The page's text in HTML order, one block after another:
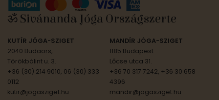
ॐ Sivánanda Jóga Országszerte
KUTÍR JÓGA-SZIGET
2040 Budaörs,
Törökbálint u. 3.
+36 (30) 214 9010, 06 (30) 333
0112
kutir@jogasziget.hu
MANDÍR JÓGA-SZIGET
1185 Budapest
Lőcse utca 31.
+36 70 317 7242, +36 30 658
4396
mandir@jogasziget.hu